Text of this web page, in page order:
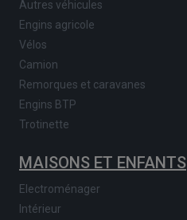
Autres véhicules
Engins agricole
Vélos
Camion
Remorques et caravanes
Engins BTP
Trotinette
MAISONS ET ENFANTS
Electroménager
Intérieur